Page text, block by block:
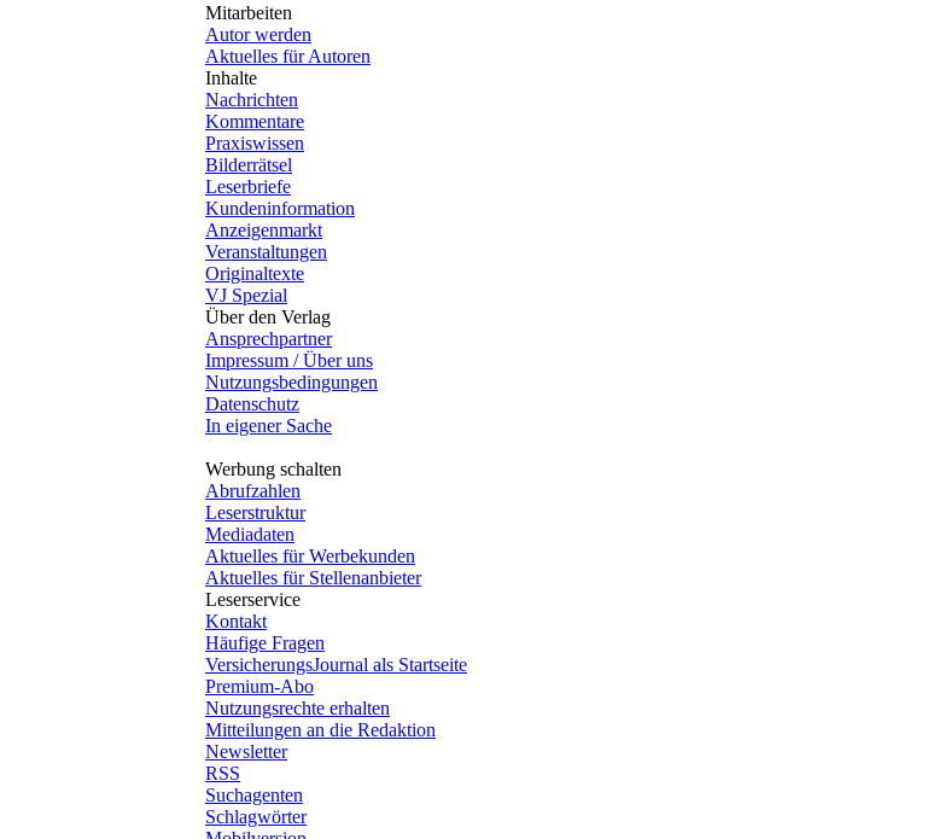
Mitarbeiten
Autor werden
Aktuelles für Autoren
Inhalte
Nachrichten
Kommentare
Praxiswissen
Bilderrätsel
Leserbriefe
Kundeninformation
Anzeigenmarkt
Veranstaltungen
Originaltexte
VJ Spezial
Über den Verlag
Ansprechpartner
Impressum / Über uns
Nutzungsbedingungen
Datenschutz
In eigener Sache
Werbung schalten
Abrufzahlen
Leserstruktur
Mediadaten
Aktuelles für Werbekunden
Aktuelles für Stellenanbieter
Leserservice
Kontakt
Häufige Fragen
VersicherungsJournal als Startseite
Premium-Abo
Nutzungsrechte erhalten
Mitteilungen an die Redaktion
Newsletter
RSS
Suchagenten
Schlagwörter